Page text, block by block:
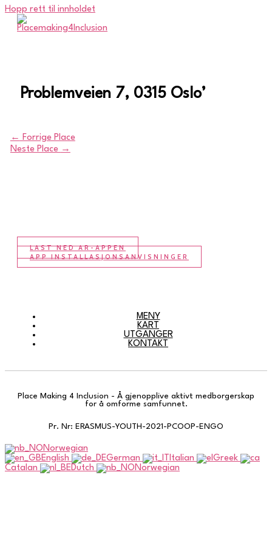
Hopp rett til innholdet
Problemveien 7, 0315 Oslo’
← Forrige Place
Neste Place →
LAST NED AR-APPEN
APP INSTALLASJONSANVISNINGER
MENY
KART
UTGANGER
KONTAKT
Place Making 4 Inclusion - Å gjenopplive aktivt medborgerskap
for å omforme samfunnet.
Pr. Nr: ERASMUS-YOUTH-2021-PCOOP-ENGO
Norwegian
English
German Italian
Greek
Catalan
Dutch Norwegian